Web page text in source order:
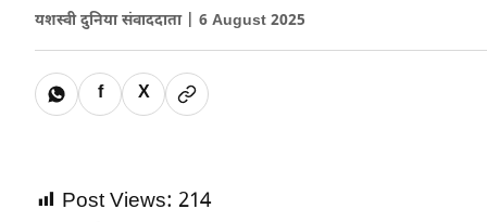
यशस्वी दुनिया संवाददाता | 6 August 2025
f X
Post Views: 214